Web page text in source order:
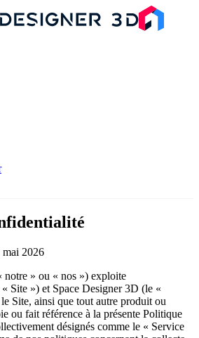
mai 2026
» ou « nos ») exploite
Site ») et Space Designer 3D (le «
Site, ainsi que tout autre produit ou
ou fait référence à la présente Politique
désignés comme le « Service